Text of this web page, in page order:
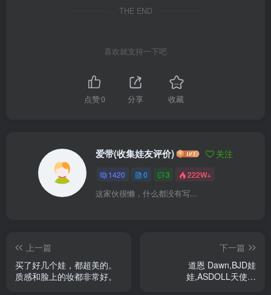
THE END
喜欢就支持一下吧
点赞0 分享 收藏
爱带(收集娃友评价) 关注
1420 0 3 222W+
这家伙很懒，什么都没有写...
上一篇
买了好几个娃，都超美的。
质感和脸上的妆都非常好。
下一篇
道恩 Dawn,BJD娃
娃,ASDOLL天使工